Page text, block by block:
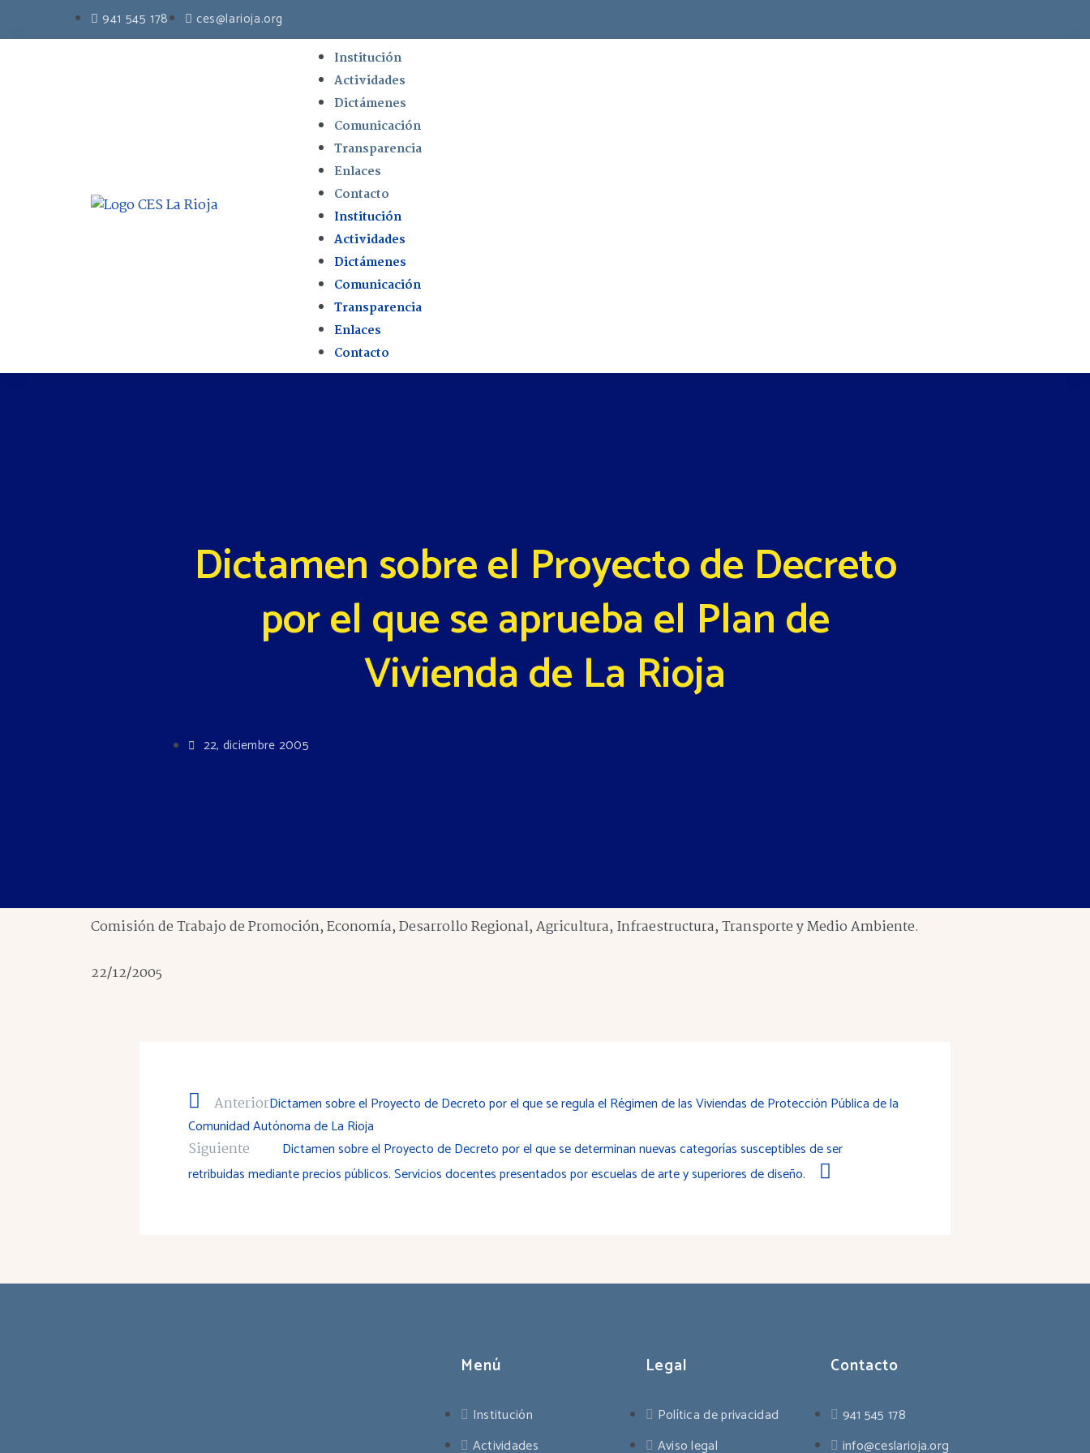
941 545 178 ces@larioja.org
Institución
Actividades
Dictámenes
Comunicación
Transparencia
Enlaces
Contacto
Institución
Actividades
Dictámenes
Comunicación
Transparencia
Enlaces
Contacto
Dictamen sobre el Proyecto de Decreto
por el que se aprueba el Plan de
Vivienda de La Rioja
22, diciembre 2005
Comisión de Trabajo de Promoción, Economía, Desarrollo Regional, Agricultura, Infraestructura, Transporte y Medio Ambiente.
22/12/2005
AnteriorDictamen sobre el Proyecto de Decreto por el que se regula el Régimen de las Viviendas de Protección Pública de la
Comunidad Autónoma de La Rioja
Siguiente
Dictamen sobre el Proyecto de Decreto por el que se determinan nuevas categorías susceptibles de ser
retribuidas mediante precios públicos. Servicios docentes presentados por escuelas de arte y superiores de diseño.
Menú
Institución
Actividades
Legal
Política de privacidad
Aviso legal
Contacto
941 545 178
info@ceslarioja.org